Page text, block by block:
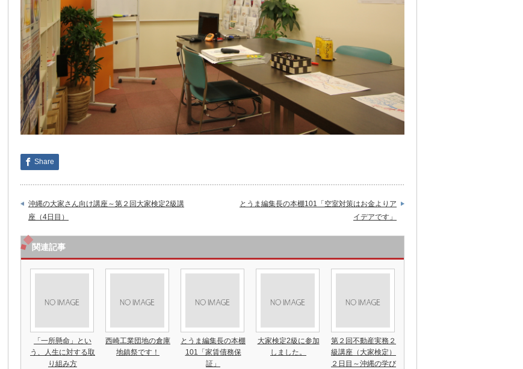
Share
沖縄の大家さん向け講座～第２回大家検定2級講
座（4日目）
とうま編集長の本棚101「空室対策はお金よりア
イデアです」
関連記事
「一所懸命」とい
う、人生に対する取
り組み方
西崎工業団地の倉庫
地鎮祭です！
とうま編集長の本棚
101「家賃債務保
証」
大家検定2級に参加
しました。
第２回不動産実務２
級講座（大家検定）
２日目～沖縄の学び